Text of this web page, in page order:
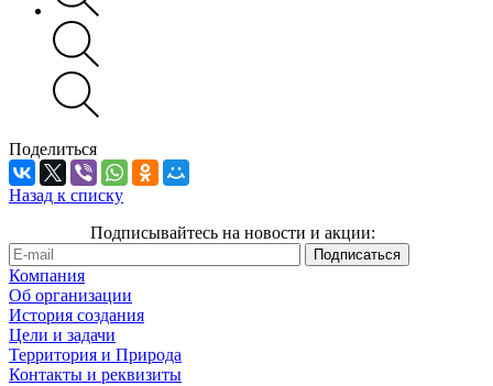
Поделиться
Назад к списку
Подписывайтесь на новости и акции:
Компания
Об организации
История создания
Цели и задачи
Территория и Природа
Контакты и реквизиты